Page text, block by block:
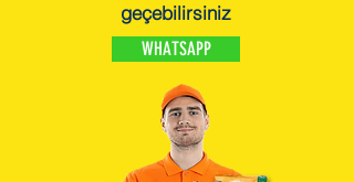
geçebilirsiniz
WHATSAPP